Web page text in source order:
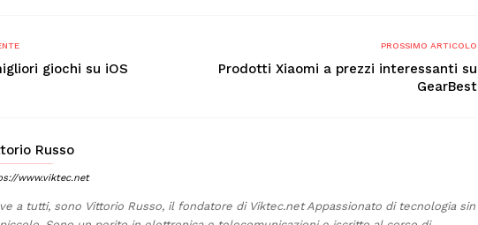
giochi su iOS
PROSSIMO ARTICOLO
Prodotti Xiaomi a prezzi interessanti su
GearBest
Russo
www.viktec.net
a tutti, sono Vittorio Russo, il fondatore di Viktec.net Appassionato di tecnologia sin